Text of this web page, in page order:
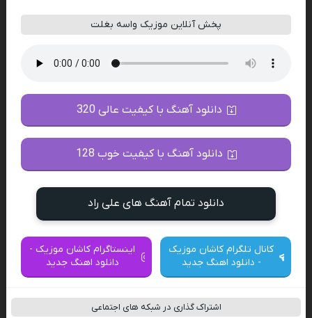
پخش آنلاین موزیک واسه بغلت
دانلود آهنگ با کیفیت عالی 320
دانلود آهنگ با کیفیت خوب 128
دانلود تمام آهنگ های علی راد
کانال تلگرام کاشان موزیک
- دانلود اهنگ جدید
اینستاگرام کاشان موزیک -
دانلود اهنگ جدید
اشتراک گذاری در شبکه های اجتماعی